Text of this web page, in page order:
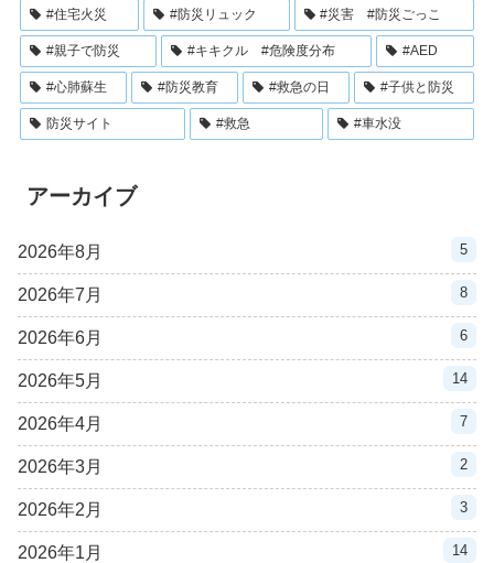
#住宅火災 #防災リュック #災害 #防災ごっこ
#親子で防災 #キキクル #危険度分布 #AED
#心肺蘇生 #防災教育 #救急の日 #子供と防災
防災サイト #救急 #車水没
アーカイブ
2026年8月 5
2026年7月 8
2026年6月 6
2026年5月 14
2026年4月 7
2026年3月 2
2026年2月 3
2026年1月 14